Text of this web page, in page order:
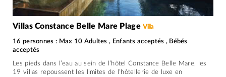
Villas Constance Belle Mare PlageVilla
16 personnes : Max 10 Adultes , Enfants acceptés , Bébés
acceptés
Les pieds dans l’eau au sein de l’hôtel Constance Belle Mare, les
19 villas repoussent les limites de l’hôtellerie de luxe en